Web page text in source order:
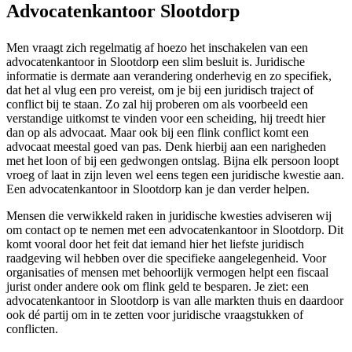
Advocatenkantoor Slootdorp
Men vraagt zich regelmatig af hoezo het inschakelen van een
advocatenkantoor in Slootdorp een slim besluit is. Juridische
informatie is dermate aan verandering onderhevig en zo specifiek,
dat het al vlug een pro vereist, om je bij een juridisch traject of
conflict bij te staan. Zo zal hij proberen om als voorbeeld een
verstandige uitkomst te vinden voor een scheiding, hij treedt hier
dan op als advocaat. Maar ook bij een flink conflict komt een
advocaat meestal goed van pas. Denk hierbij aan een narigheden
met het loon of bij een gedwongen ontslag. Bijna elk persoon loopt
vroeg of laat in zijn leven wel eens tegen een juridische kwestie aan.
Een advocatenkantoor in Slootdorp kan je dan verder helpen.
Mensen die verwikkeld raken in juridische kwesties adviseren wij
om contact op te nemen met een advocatenkantoor in Slootdorp. Dit
komt vooral door het feit dat iemand hier het liefste juridisch
raadgeving wil hebben over die specifieke aangelegenheid. Voor
organisaties of mensen met behoorlijk vermogen helpt een fiscaal
jurist onder andere ook om flink geld te besparen. Je ziet: een
advocatenkantoor in Slootdorp is van alle markten thuis en daardoor
ook dé partij om in te zetten voor juridische vraagstukken of
conflicten.